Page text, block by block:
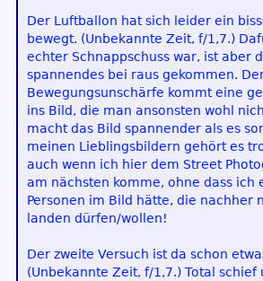
Der Luftballon hat sich leider ein
bewegt. (Unbekannte Zeit, f/1,7.)
echter Schnappschuss war, ist aber
spannendes bei raus gekommen.
Bewegungsunschärfe kommt eine
ins Bild, die man ansonsten wohl
macht das Bild spannender als es
meinen Lieblingsbildern gehört es
auch wenn ich hier dem Street
am nächsten komme, ohne dass ich
Personen im Bild hätte, die nachher
landen dürfen/wollen!
Der zweite Versuch ist da schon
(Unbekannte Zeit, f/1,7.) Total schief